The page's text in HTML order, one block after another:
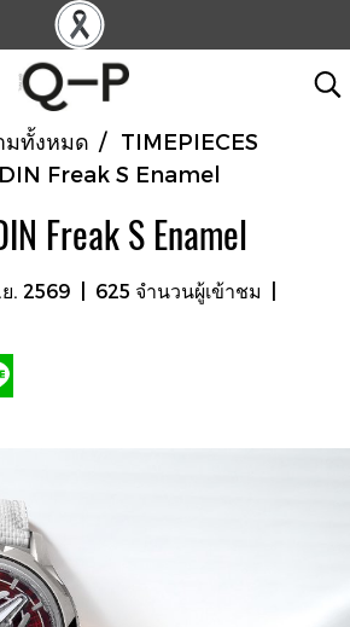
มทั้งหมด
TIMEPIECES
Freak S Enamel
Freak S Enamel
. 2569 625 จำนวนผู้เข้าชม